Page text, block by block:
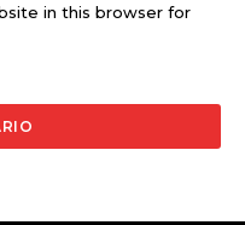
in this browser for